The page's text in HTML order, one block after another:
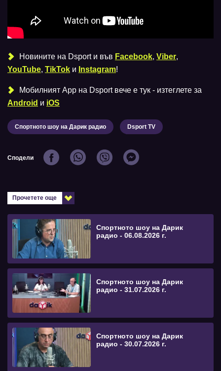
Новините на Dsport и във Facebook, Viber,
YouTube, TikTok и Instagram!
Мобилният Аpp на Dsport вече е тук - изтеглете за
Android и iOS
Спортното шоу на Дарик радио Dsport TV
Сподели
Прочетете още
Спортното шоу на Дарик
радио - 06.08.2026 г.
Спортното шоу на Дарик
радио - 31.07.2026 г.
Спортното шоу на Дарик
радио - 30.07.2026 г.